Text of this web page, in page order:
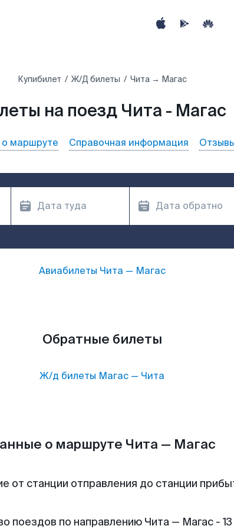
Купибилет Ж/Д билеты Чита → Магас
на поезд Чита - Магас
маршруте Справочная информация
Авиабилеты Чита — Магас
Обратные билеты
Ж/д билеты Магас — Чита
о маршруте Чита — Магас
от станции отправления до станции
поездов по направлению Чита — Магас - 13